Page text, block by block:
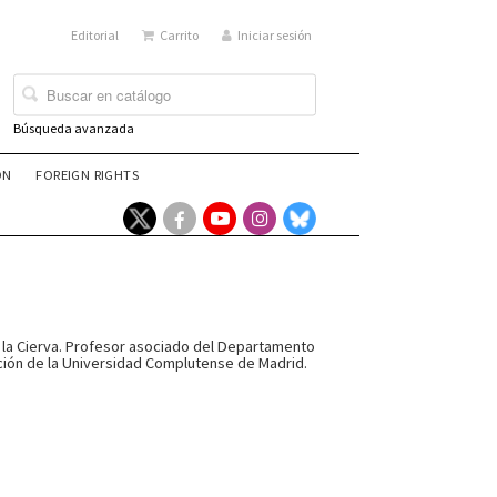
Editorial Carrito Iniciar sesión
Búsqueda avanzada
FOREIGN RIGHTS
Cierva. Profesor asociado del Departamento
de la Universidad Complutense de Madrid.